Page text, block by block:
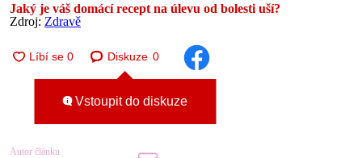
Jaký je váš domácí recept na úlevu od bolesti uší?
Zdroj: Zdravě
Diskuze 0
Vstoupit do diskuze
Autor článku